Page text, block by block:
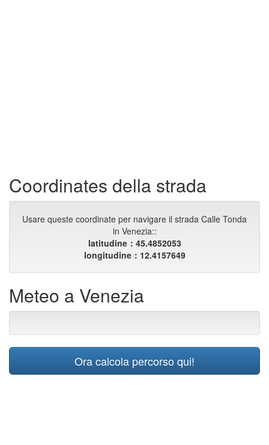
Coordinates della strada
Usare queste coordinate per navigare il strada Calle Tonda
in Venezia::
latitudine：45.4852053
longitudine：12.4157649
Meteo a Venezia
Ora calcola percorso qui!